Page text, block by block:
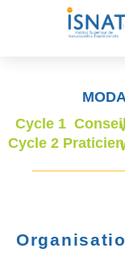
Cycle 1
Cycle 2